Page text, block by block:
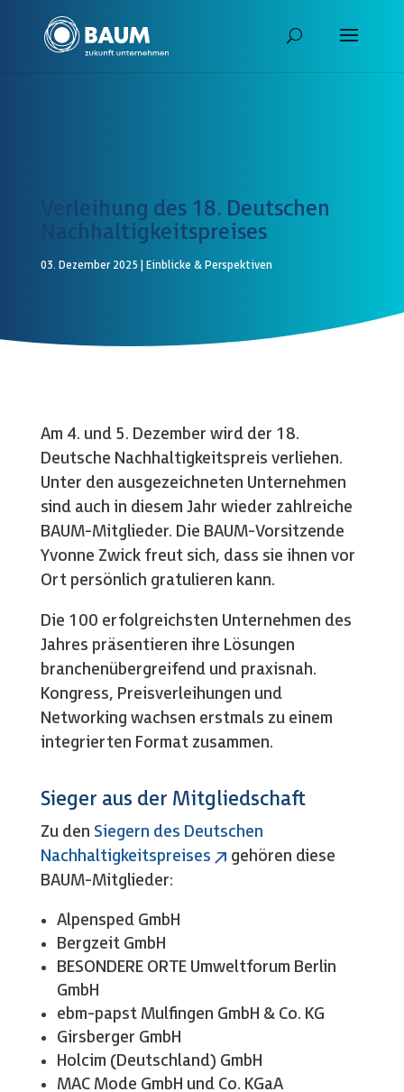
Verleihung des 18. Deutschen
Nachhaltigkeitspreises
03. Dezember 2025 Einblicke & Perspektiven
Am 4. und 5. Dezember wird der 18.
Deutsche Nachhaltigkeitspreis verliehen.
Unter den ausgezeichneten Unternehmen
sind auch in diesem Jahr wieder zahlreiche
BAUM-Mitglieder. Die BAUM-Vorsitzende
Yvonne Zwick freut sich, dass sie ihnen vor
Ort persönlich gratulieren kann.
Die 100 erfolgreichsten Unternehmen des
Jahres präsentieren ihre Lösungen
branchenübergreifend und praxisnah.
Kongress, Preisverleihungen und
Networking wachsen erstmals zu einem
integrierten Format zusammen.
Sieger aus der Mitgliedschaft
Zu den Siegern des Deutschen
Nachhaltigkeitspreises
gehören diese
BAUM-Mitglieder:
Alpensped GmbH
Bergzeit GmbH
BESONDERE ORTE Umweltforum Berlin
GmbH
ebm-papst Mulfingen GmbH & Co. KG
Girsberger GmbH
Holcim (Deutschland) GmbH
MAC Mode GmbH und Co. KGaA